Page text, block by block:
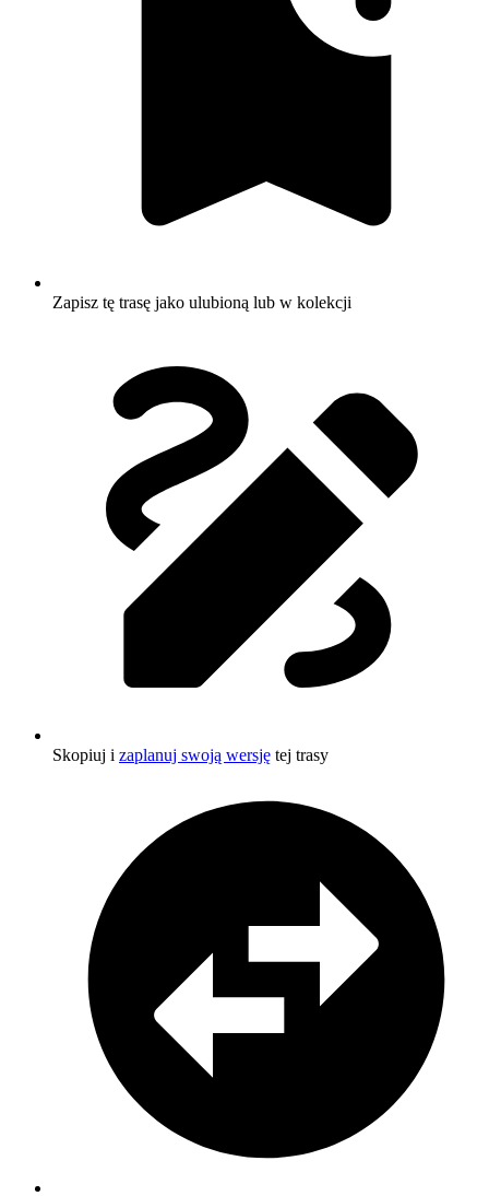
Zapisz tę trasę jako ulubioną lub w kolekcji
Skopiuj i zaplanuj swoją wersję tej trasy